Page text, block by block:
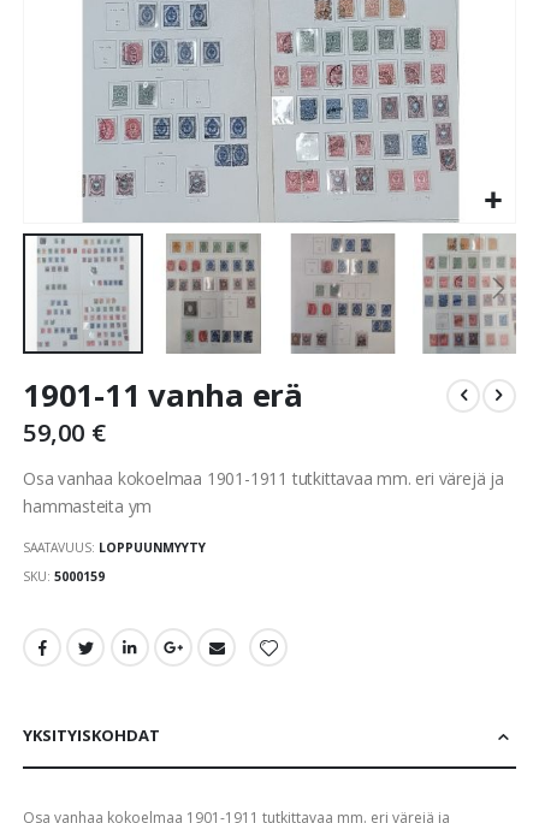
to
beginning
the
images
gallery
1901-11 vanha erä
59,00 €
Osa vanhaa kokoelmaa 1901-1911 tutkittavaa mm. eri värejä ja
hammasteita ym
SAATAVUUS: LOPPUUNMYYTY
SKU 5000159
YKSITYISKOHDAT
Osa vanhaa kokoelmaa 1901-1911 tutkittavaa mm. eri värejä ja